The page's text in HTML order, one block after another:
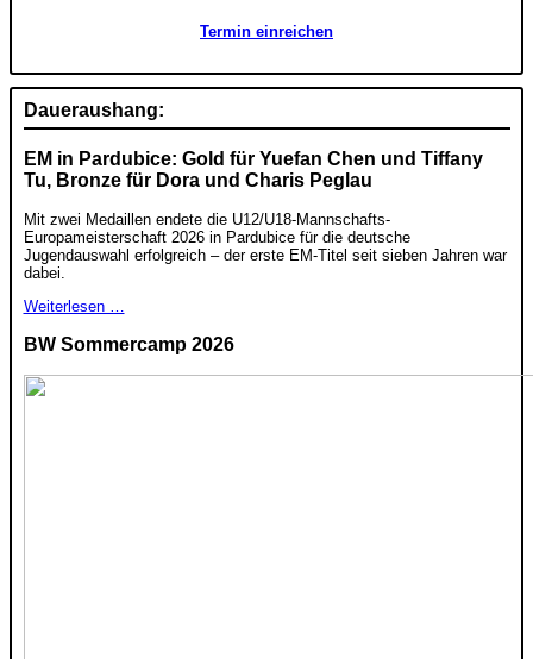
Termin einreichen
Daueraushang:
EM in Pardubice: Gold für Yuefan Chen und Tiffany
Tu, Bronze für Dora und Charis Peglau
Mit zwei Medaillen endete die U12/U18-Mannschafts-
Europameisterschaft 2026 in Pardubice für die deutsche
Jugendauswahl erfolgreich – der erste EM-Titel seit sieben Jahren war
dabei.
Weiterlesen …
BW Sommercamp 2026